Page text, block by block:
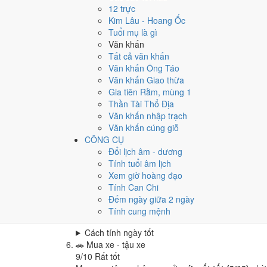
12 trực
Kim Lâu - Hoang Ốc
Tuổi mụ là gì
Văn khấn
Tất cả văn khấn
Văn khấn Ông Táo
Văn khấn Giao thừa
Gia tiên Rằm, mùng 1
Thần Tài Thổ Địa
Văn khấn nhập trạch
Văn khấn cúng giỗ
CÔNG CỤ
Đổi lịch âm - dương
Tính tuổi âm lịch
Xem giờ hoàng đạo
Tính Can Chi
Đếm ngày giữa 2 ngày
Tính cung mệnh
Cách tính ngày tốt
Khai trương - mở cửa hàng
Rất tốt
Khai trương - mở cửa hàng hôm nay ở
Cách tính ngày tốt
Ký hợp đồng - giao ước
Tốt
Ký hợp đồng - giao ước hôm nay ở
Cách tính ngày tốt
🏗️ Động thổ - khởi công
Rất tốt
Động thổ - khởi công hôm nay ở
Cách tính ngày tốt
Nhập trạch - vào nhà mới
Trung bình
Nhập trạch - vào nhà mới hôm nay ở
Cách tính ngày tốt
🚗 Mua xe - tậu xe
9/10 Rất tốt